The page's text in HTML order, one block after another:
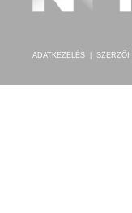
ADATKEZELÉS SZERZŐI